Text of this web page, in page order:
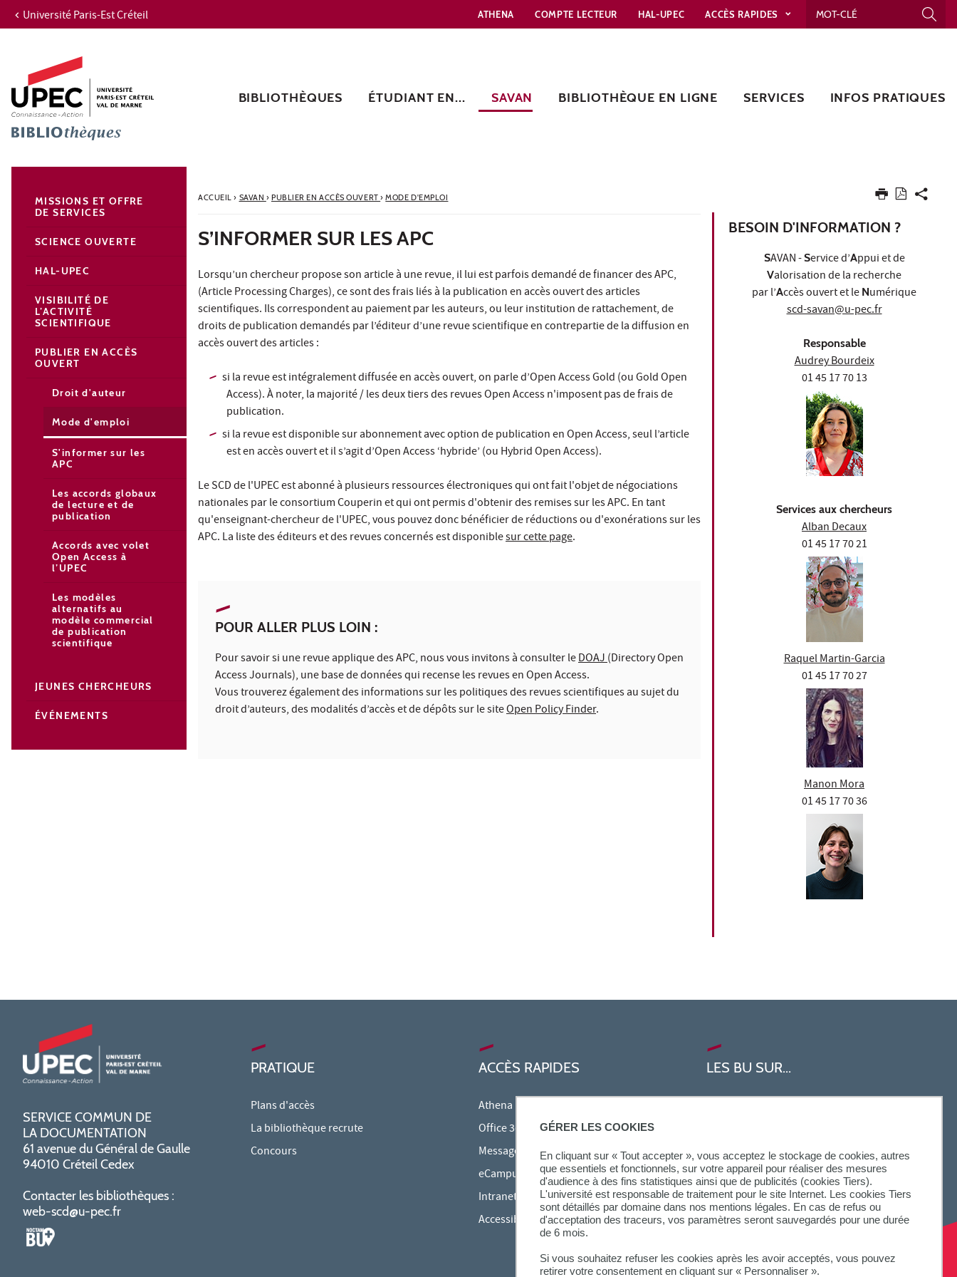
GÉRER LES COOKIES
En cliquant sur « Tout accepter », vous acceptez le stockage de cookies, autres
que essentiels et fonctionnels, sur votre appareil pour réaliser des mesures
d'audience à des fins statistiques ainsi que de publicités (cookies Tiers).
L'université est responsable de traitement pour le site Internet. Les cookies Tiers
sont détaillés par domaine dans nos mentions légales. En cas de refus ou
d'acceptation des traceurs, vos paramètres seront sauvegardés pour une durée
de 6 mois.
Si vous souhaitez refuser les cookies après les avoir acceptés, vous pouvez
retirer votre consentement en cliquant sur « Personnaliser ».
Aller au contenu
Recherche
Navigation secondaire
Université Paris-Est Créteil ATHENA COMPTE LECTEUR HAL-UPEC ACCÈS RAPIDES
BIBLIOTHÈQUES ÉTUDIANT EN... SAVAN BIBLIOTHÈQUE EN LIGNE SERVICES INFOS PRATIQUES
ACCUEIL› SAVAN › PUBLIER EN ACCÈS OUVERT› MODE D'EMPLOI
S’INFORMER SUR LES APC
Lorsqu’un chercheur propose son article à une revue, il lui est parfois demandé de financer des APC,
(Article Processing Charges), ce sont des frais liés à la publication en accès ouvert des articles
scientifiques. Ils correspondent au paiement par les auteurs, ou leur institution de rattachement, de
droits de publication demandés par l’éditeur d’une revue scientifique en contrepartie de la diffusion en
accès ouvert des articles :
si la revue est intégralement diffusée en accès ouvert, on parle d’Open Access Gold (ou Gold Open
Access). À noter, la majorité / les deux tiers des revues Open Access n'imposent pas de frais de
publication.
si la revue est disponible sur abonnement avec option de publication en Open Access, seul l’article
est en accès ouvert et il s’agit d’Open Access ‘hybride’ (ou Hybrid Open Access).
Le SCD de l'UPEC est abonné à plusieurs ressources électroniques qui ont fait l'objet de négociations
nationales par le consortium Couperin et qui ont permis d'obtenir des remises sur les APC. En tant
qu'enseignant-chercheur de l'UPEC, vous pouvez donc bénéficier de réductions ou d'exonérations sur les
APC. La liste des éditeurs et des revues concernés est disponiblesur cette page.
POUR ALLER PLUS LOIN :
Pour savoir si une revue applique des APC, nous vous invitons à consulter leDOAJ(Directory Open
Access Journals), une base de données qui recense les revues en Open Access.
Vous trouverez également des informations sur les politiques des revues scientifiques au sujet du
droit d’auteurs, des modalités d’accès et de dépôts sur le siteOpen Policy Finder.
BESOIN D'INFORMATION ?
SAVAN -Service d’Appui et de
Valorisation de la recherche
par l’Accès ouvert et le Numérique
scd-savan@u-pec.fr
Responsable
Audrey Bourdeix
01 45 17 70 13
Services aux chercheurs
Alban Decaux
01 45 17 70 21
Raquel Martin-Garcia
01 45 17 70 27
Manon Mora
01 45 17 70 36
MISSIONS ET OFFRE
DE SERVICES
SCIENCE OUVERTE
HAL-UPEC
VISIBILITÉ DE
L’ACTIVITÉ
SCIENTIFIQUE
PUBLIER EN ACCÈS
OUVERT
Droit d'auteur
Mode d'emploi
S'informer sur les
APC
Les accords globaux
de lecture et de
publication
Accords avec volet
Open Access à
l’UPEC
Les modèles
alternatifs au
modèle commercial
de publication
scientifique
JEUNES CHERCHEURS
ÉVÉNEMENTS
SERVICE COMMUN DE
LA DOCUMENTATION
61 avenue du Général de Gaulle
94010 Créteil Cedex
Contacter les bibliothèques :
web-scd@u-pec.fr
PRATIQUE
Plans d'accès
La bibliothèque recrute
Concours
ACCÈS RAPIDES
Athena
Office 365
Messagerie étudiante
eCampus
Intranet des personnels
Accessibilité et Handicap
LES BU SUR...